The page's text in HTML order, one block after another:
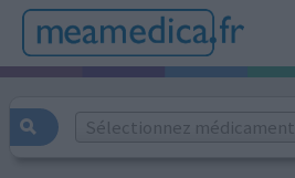
Sélectionnez médicament...